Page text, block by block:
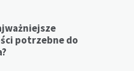
potrzebne do